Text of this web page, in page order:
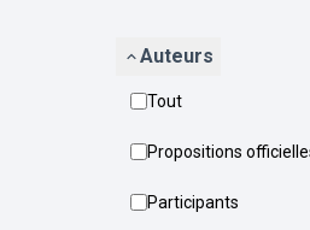
Auteurs
Tout
Propositions
Participants